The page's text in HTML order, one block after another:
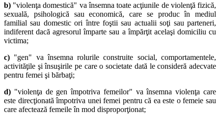
b) "violenţa domestică" va însemna toate acţiunile de violenţă fizică,
sexuală, psihologică sau economică, care se produc în mediul
familial sau domestic ori între foştii sau actualii soţi sau parteneri,
indiferent dacă agresorul împarte sau a împărţit acelaşi domiciliu cu
victima;
c) "gen" va însemna rolurile construite social, comportamentele,
activităţile şi însuşirile pe care o societate dată le consideră adecvate
pentru femei şi bărbaţi;
d) "violenţa de gen împotriva femeilor" va însemna violenţa care
este direcţionată împotriva unei femei pentru că ea este o femeie sau
care afectează femeile în mod disproporţionat;